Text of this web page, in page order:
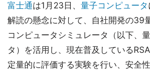
富士通は1月23日、 量子コンピュータ
解読の懸念に対して、自社開発の39
コンピュータシミュレータ（以下、
タ）を活用し、現在普及している
定量的に評価する実験を行い、安全